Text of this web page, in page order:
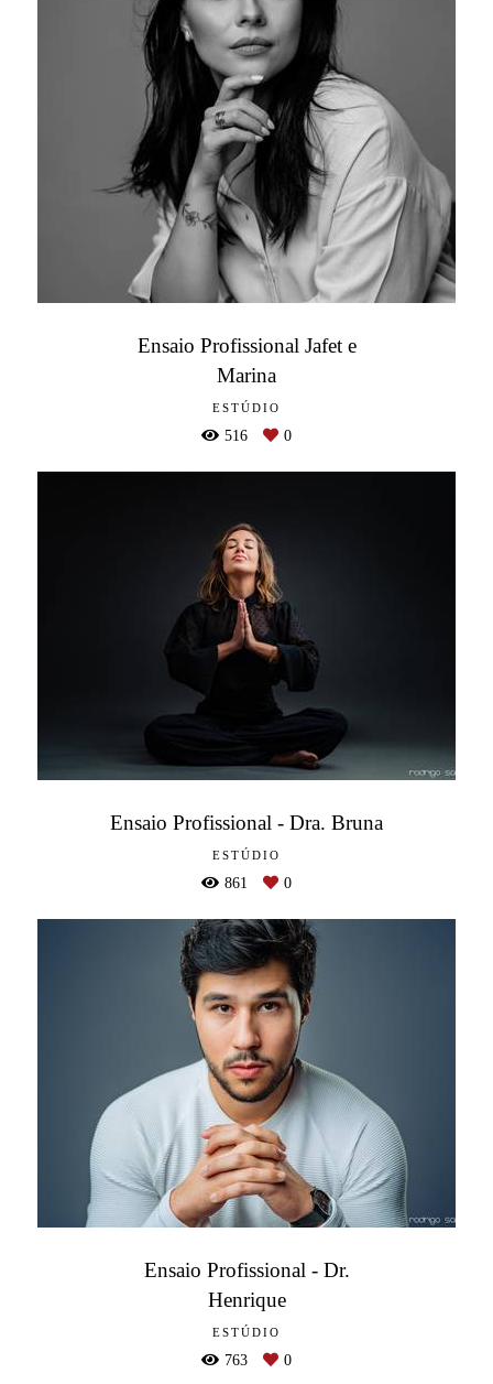
Ensaio Profissional Jafet e
Marina
ESTÚDIO
516 0
Ensaio Profissional - Dra. Bruna
ESTÚDIO
861 0
Ensaio Profissional - Dr.
Henrique
ESTÚDIO
763 0